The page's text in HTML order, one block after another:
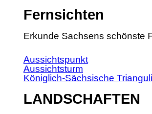
Fernsichten
Erkunde Sachsens schönste
Aussichtspunkt
Aussichtsturm
Königlich-Sächsische
LANDSCHAFTEN